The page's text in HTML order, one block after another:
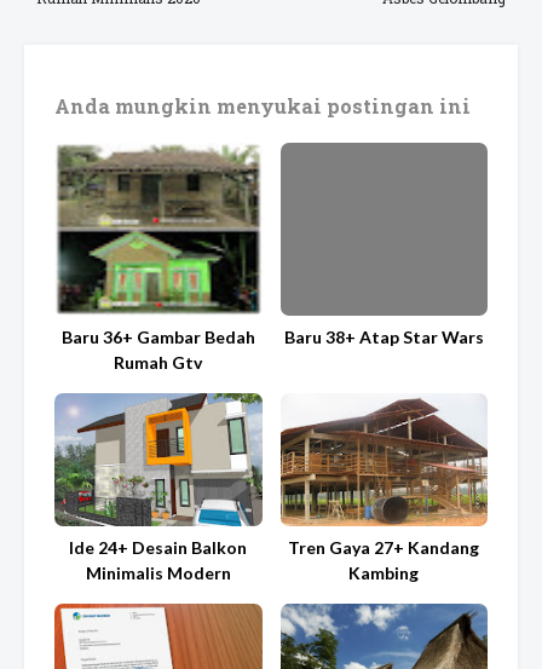
Anda mungkin menyukai postingan ini
Baru 36+ Gambar Bedah
Rumah Gtv
Baru 38+ Atap Star Wars
Ide 24+ Desain Balkon
Minimalis Modern
Tren Gaya 27+ Kandang
Kambing